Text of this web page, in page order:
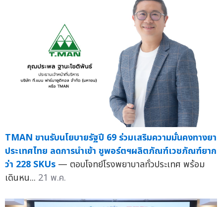
TMAN ขานรับนโยบายรัฐปี 69 ร่วมเสริมความมั่นคงทางยา
ประเทศไทย ลดการนำเข้า ชูพอร์ตฯผลิตภัณฑ์เวชภัณฑ์ยาก
ว่า 228 SKUs — ตอบโจทย์โรงพยาบาลทั่วประเทศ พร้อม
เดินหน... 21 พ.ค.